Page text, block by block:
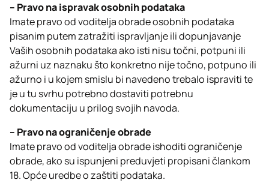
– Pravo na ispravak osobnih podataka
Imate pravo od voditelja obrade osobnih podataka
pisanim putem zatražiti ispravljanje ili dopunjavanje
Vaših osobnih podataka ako isti nisu točni, potpuni ili
ažurni uz naznaku što konkretno nije točno, potpuno ili
ažurno i u kojem smislu bi navedeno trebalo ispraviti te
je u tu svrhu potrebno dostaviti potrebnu
dokumentaciju u prilog svojih navoda.
– Pravo na ograničenje obrade
Imate pravo od voditelja obrade ishoditi ograničenje
obrade, ako su ispunjeni preduvjeti propisani člankom
18. Opće uredbe o zaštiti podataka.